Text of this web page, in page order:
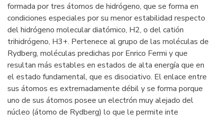
formada por tres átomos de hidrógeno, que se forma en
condiciones especiales por su menor estabilidad respecto
del hidrógeno molecular diatómico, H2, o del catión
trihidrógeno, H3+. Pertenece al grupo de las moléculas de
Rydberg, moléculas predichas por Enrico Fermi y que
resultan más estables en estados de alta energía que en
el estado fundamental, que es disociativo. El enlace entre
sus átomos es extremadamente débil y se forma porque
uno de sus átomos posee un electrón muy alejado del
núcleo (átomo de Rydberg) lo que le permite inte